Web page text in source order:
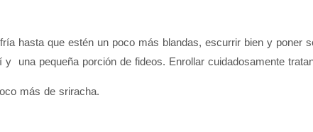
que estén un poco más blandas, escurrir bien y poner
una pequeña porción de fideos. Enrollar cuidadosamente
más de sriracha.